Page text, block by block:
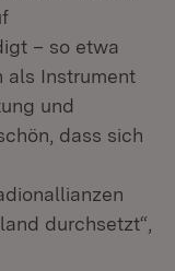
– so etwa
als Instrument
und
dass sich
durchsetzt“,